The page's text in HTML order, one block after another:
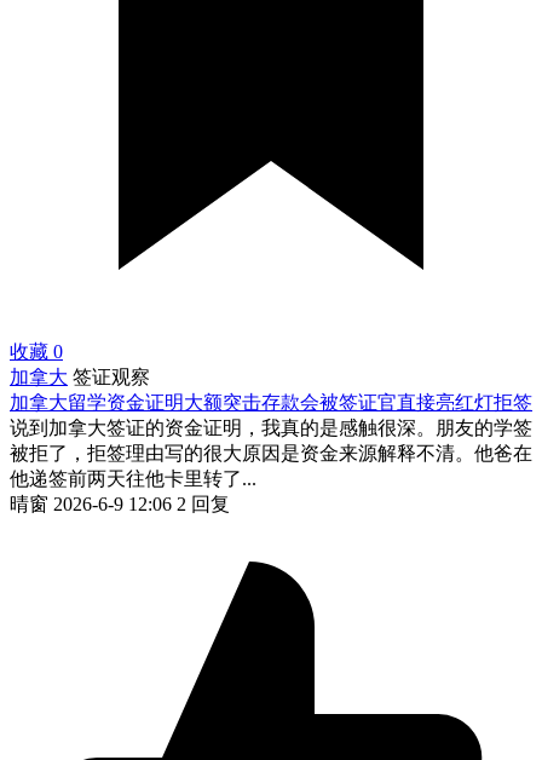
收藏 0
加拿大 签证观察
加拿大留学资金证明大额突击存款会被签证官直接亮红灯拒签
说到加拿大签证的资金证明，我真的是感触很深。朋友的学签
被拒了，拒签理由写的很大原因是资金来源解释不清。他爸在
他递签前两天往他卡里转了...
晴窗 2026-6-9 12:06 2 回复